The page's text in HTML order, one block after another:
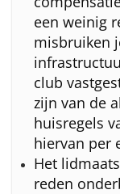
een weinig
misbruiken
club
zijn van de
huisregels
hiervan per
Het
reden